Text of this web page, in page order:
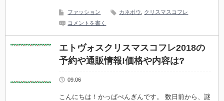
ファッション カネボウ
クリスマスコフレ
コメントを書く
エトヴォスクリスマスコフレ2018の
予約や通販情報!価格や内容は?
09.06
こんにちは！かっぱぺんぎんです。 数日前から、謎